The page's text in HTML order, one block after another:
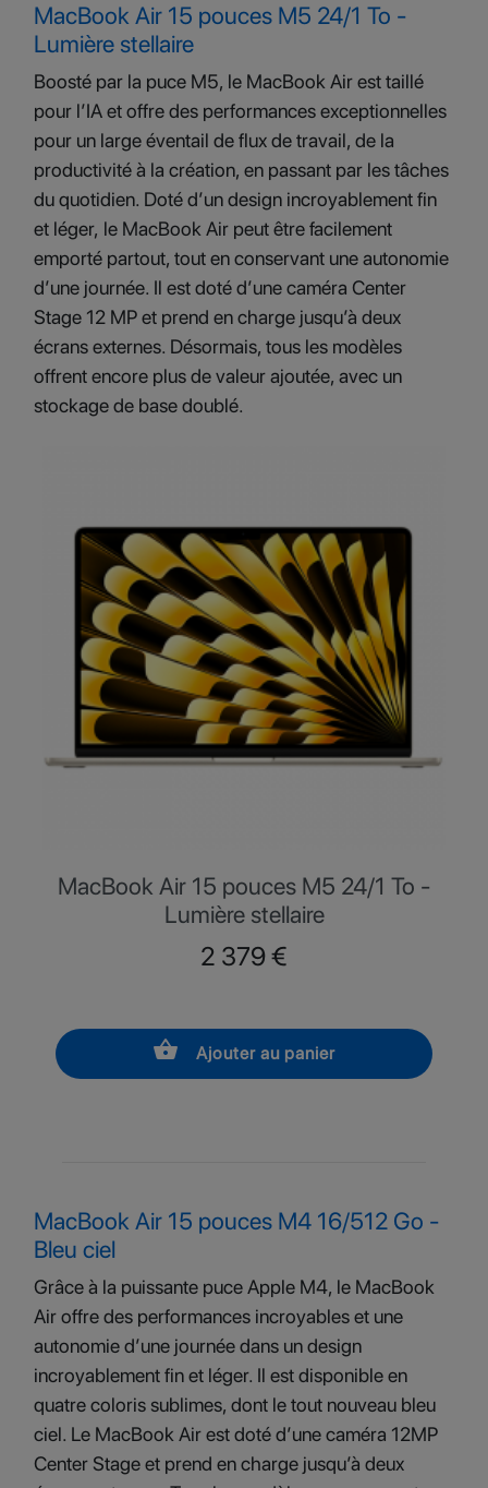
MacBook Air 15 pouces M5 24/1 To -
Lumière stellaire
Boosté par la puce M5, le MacBook Air est taillé
pour l’IA et offre des performances exceptionnelles
pour un large éventail de flux de travail, de la
productivité à la création, en passant par les tâches
du quotidien. Doté d’un design incroyablement fin
et léger, le MacBook Air peut être facilement
emporté partout, tout en conservant une autonomie
d’une journée. Il est doté d’une caméra Center
Stage 12 MP et prend en charge jusqu’à deux
écrans externes. Désormais, tous les modèles
offrent encore plus de valeur ajoutée, avec un
stockage de base doublé.
MacBook Air 15 pouces M5 24/1 To -
Lumière stellaire
Prix
2 379 €
shopping_basket Ajouter au panier
MacBook Air 15 pouces M4 16/512 Go -
Bleu ciel
Grâce à la puissante puce Apple M4, le MacBook
Air offre des performances incroyables et une
autonomie d’une journée dans un design
incroyablement fin et léger. Il est disponible en
quatre coloris sublimes, dont le tout nouveau bleu
ciel. Le MacBook Air est doté d’une caméra 12MP
Center Stage et prend en charge jusqu’à deux